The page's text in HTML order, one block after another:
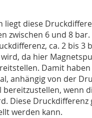
diese
zwischen 6 und 8
ca. 2 bis 3
da hier
Damit
anhängig von der
bereitzustellen, wenn
Diese Druckdifferenz
werden kann.